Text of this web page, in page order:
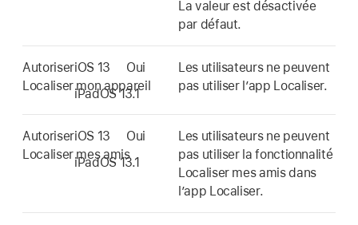
La valeur est désactivée
par défaut.
Autoriser
Localiser mon appareil
iOS 13
iPadOS 13.1
Oui
Les utilisateurs ne peuvent
pas utiliser l’app Localiser.
Autoriser
Localiser mes amis
iOS 13
iPadOS 13.1
Oui
Les utilisateurs ne peuvent
pas utiliser la fonctionnalité
Localiser mes amisdans
l’app Localiser.